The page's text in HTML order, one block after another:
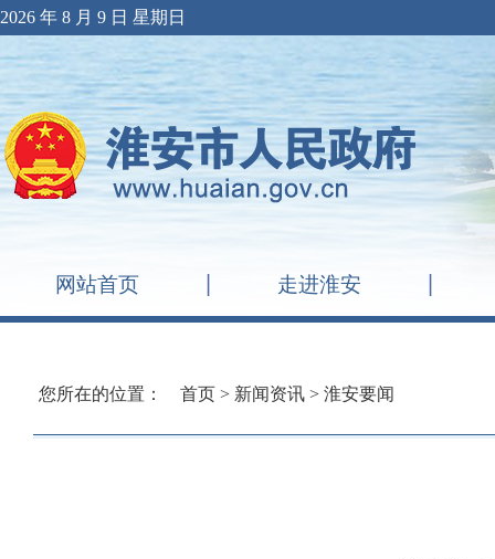
2026 年 8 月 9 日 星期日
网站首页 走进淮安
您所在的位置： 首页 > 新闻资讯 > 淮安要闻